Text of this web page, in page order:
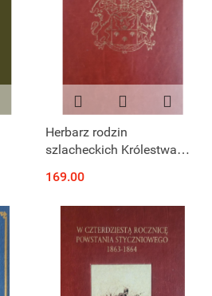
Herbarz rodzin
szlacheckich Królestwa
zatwierdzony z 1853 r.
reprint
169.00